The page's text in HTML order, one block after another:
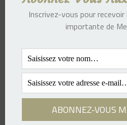
T-shirt MN – Chien
Inscrivez-vous pour
importante de